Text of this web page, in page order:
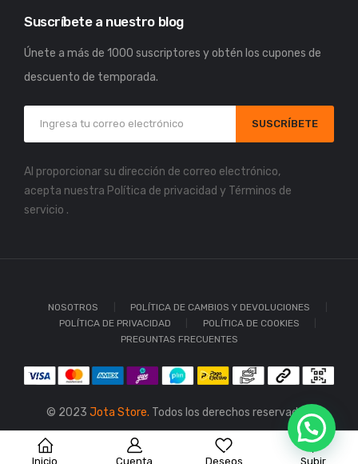
Inicio Cuenta Deseos Subir
Suscríbete a nuestro blog
Únete a más de 1000 suscriptores y obtén los cupones de
descuento de temporada.
SUSCRÍBETE
Al proporcionar su dirección de correo electrónico,
acepta nuestra Política de privacidad y Términos de
servicio .
NOSOTROS
POLÍTICA DE CAMBIOS Y DEVOLUCIONES
POLÍTICA DE PRIVACIDAD
POLÍTICA DE COOKIES
PREGUNTAS FRECUENTES
© 2023 Jota Store. Todos los derechos reservados.